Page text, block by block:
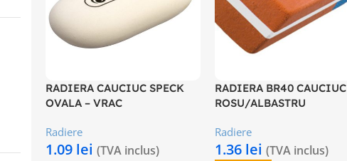
RADIERA CAUCIUC SPECK
OVALA – VRAC
Radiere
1.09 lei (TVA inclus)
RADIERA BR40 CAUCIUC
ROSU/ALBASTRU
Radiere
1.36 lei (TVA inclus)